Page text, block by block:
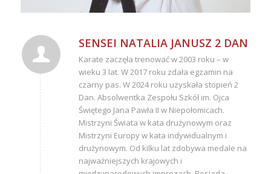
SENSEI NATALIA JANUSZ 2 DAN
Karate zaczęła trenować w 2003 roku – w
wieku 3 lat. W 2017 roku zdała egzamin na
czarny pas. W 2024 roku uzyskała stopień 2
Dan. Absolwentka Zespołu Szkół im. Ojca
Świętego Jana Pawła II w Niepołomicach.
Mistrzyni Świata w kata drużynowym oraz
Mistrzyni Europy w kata indywidualnym i
drużynowym. Od kilku lat zdobywa medale na
najważniejszych krajowych i